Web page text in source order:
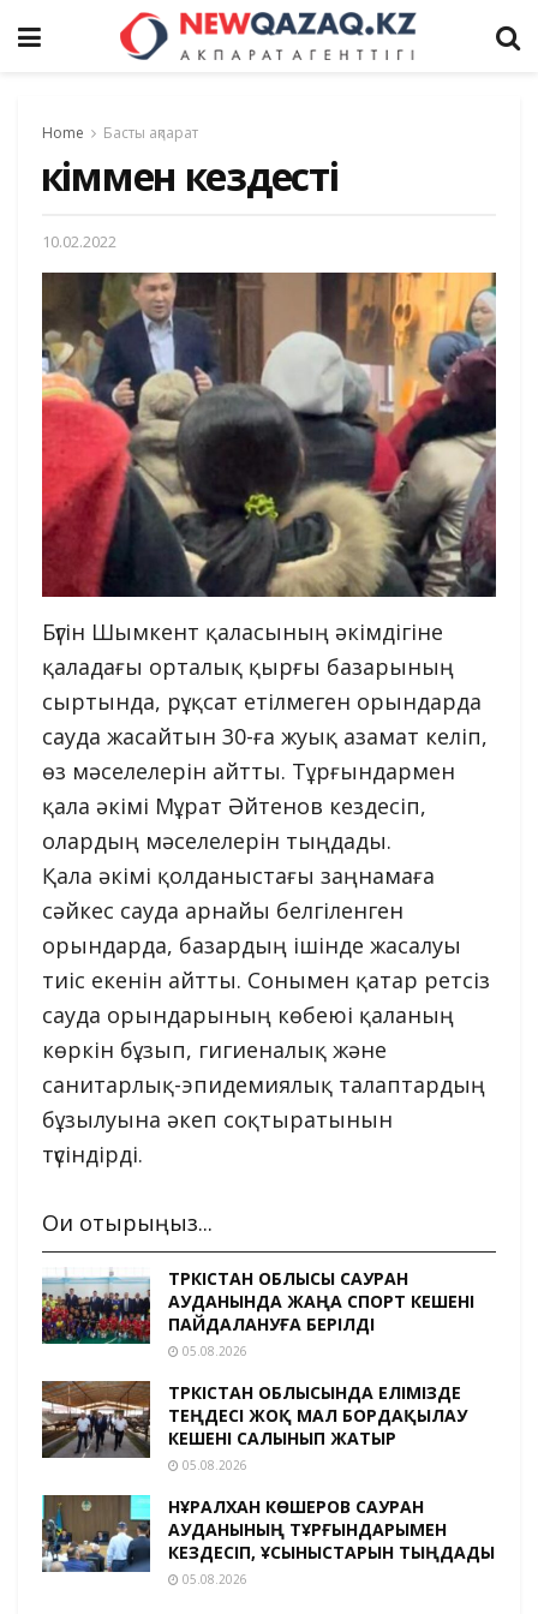
Home Басты ақпарат
Әкіммен кездесті
10.02.2022
Бүгін Шымкент қаласының әкімдігіне
қаладағы орталық қырғы базарының
сыртында, рұқсат етілмеген орындарда
сауда жасайтын 30-ға жуық азамат келіп,
өз мәселелерін айтты. Тұрғындармен
қала әкімі Мұрат Әйтенов кездесіп,
олардың мәселелерін тыңдады.
Қала әкімі қолданыстағы заңнамаға
сәйкес сауда арнайы белгіленген
орындарда, базардың ішінде жасалуы
тиіс екенін айтты. Сонымен қатар ретсіз
сауда орындарының көбеюі қаланың
көркін бұзып, гигиеналық және
санитарлық-эпидемиялық талаптардың
бұзылуына әкеп соқтыратынын
түсіндірді.
Оқи отырыңыз...
ТҮРКІСТАН ОБЛЫСЫ САУРАН
АУДАНЫНДА ЖАҢА СПОРТ КЕШЕНІ
ПАЙДАЛАНУҒА БЕРІЛДІ
05.08.2026
ТҮРКІСТАН ОБЛЫСЫНДА ЕЛІМІЗДЕ
ТЕҢДЕСІ ЖОҚ МАЛ БОРДАҚЫЛАУ
КЕШЕНІ САЛЫНЫП ЖАТЫР
05.08.2026
НҰРАЛХАН КӨШЕРОВ САУРАН
АУДАНЫНЫҢ ТҰРҒЫНДАРЫМЕН
КЕЗДЕСІП, ҰСЫНЫСТАРЫН ТЫҢДАДЫ
05.08.2026